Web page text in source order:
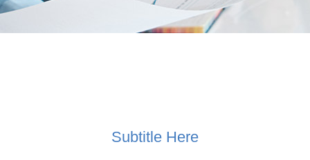
Subtitle Here